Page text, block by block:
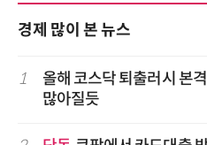
경제 많이 본 뉴스
1
올해 코스닥 퇴출러시 본
많아질듯